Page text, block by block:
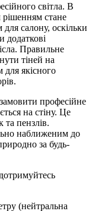
світла. В
стане
салону, оскільки
додаткові
Правильне
тіней на
якісного
професійне
на стіну. Це
та пензлів.
наближеним до
за будь-
(нейтральна